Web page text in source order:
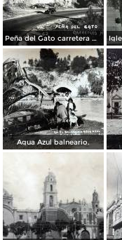
Peña del Gato carretera Mexico-Puebla
Agua Azul balneario.